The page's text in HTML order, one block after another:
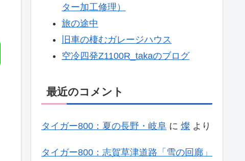
ター加工修理）
旅の途中
旧車の棲むガレージハウス
空冷四発Z1100R_takaのブログ
最近のコメント
タイガー800：夏の長野・岐阜 に 燦 より
タイガー800：志賀草津道路「雪の回廊」